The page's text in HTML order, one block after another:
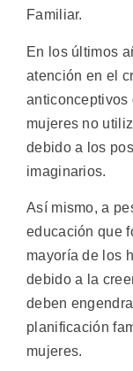
Familiar.
En los últimos
atención en el
anticonceptivos
mujeres no
debido a los
imaginarios.
Así mismo, a
educación que
mayoría de los
debido a la
deben
planificación
mujeres.